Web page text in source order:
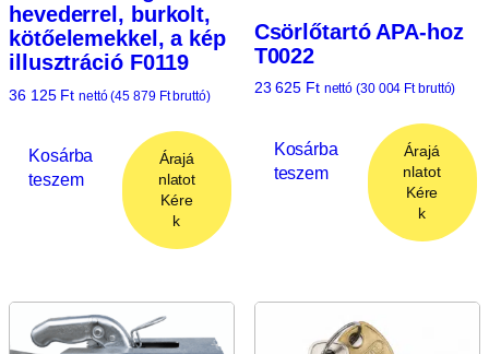
hevederrel, burkolt,
kötőelemekkel, a kép
illusztráció F0119
36 125 Ft nettó (45 879 Ftbruttó)
Kosárba
teszem
Árajá
nlatot
Kére
k
Csörlőtartó APA-hoz
T0022
23 625 Ft nettó (30 004 Ftbruttó)
Kosárba
teszem
Árajá
nlatot
Kére
k